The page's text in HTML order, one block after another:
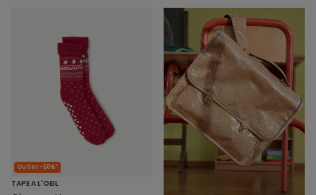
Outlet -50%*
TAPE A L'OEIL